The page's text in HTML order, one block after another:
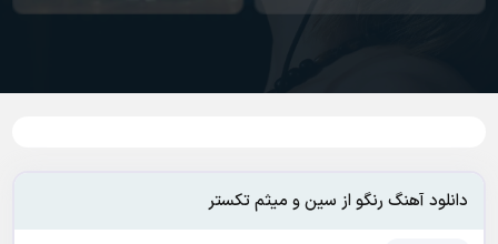
دانلود آهنگ رنگو از سین و میثم تکستر